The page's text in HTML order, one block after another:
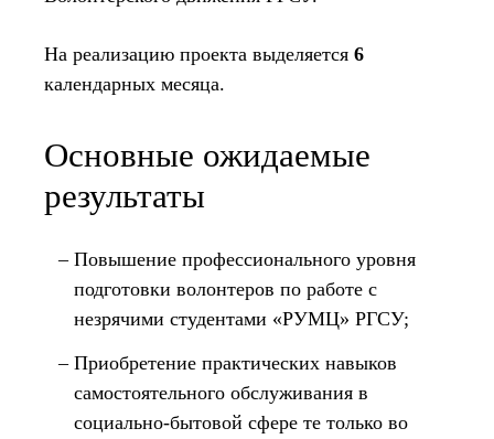
На реализацию проекта выделяется 6
календарных месяца.
Основные ожидаемые
результаты
Повышение профессионального уровня
подготовки волонтеров по работе с
незрячими студентами «РУМЦ» РГСУ;
Приобретение практических навыков
самостоятельного обслуживания в
социально-бытовой сфере те только во